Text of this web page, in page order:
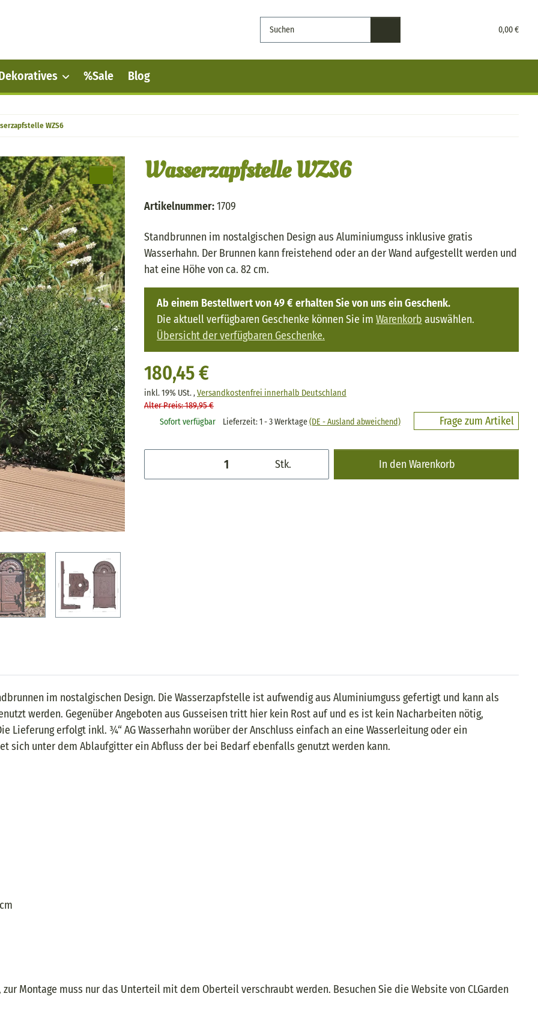
0,00 €
%Sale Blog
WZS6
Wasserzapfstelle WZS6
Artikelnummer:1709
Standbrunnen im nostalgischen Design aus Aluminiumguss inklusive gratis
Wasserhahn. Der Brunnen kann freistehend oder an der Wand aufgestellt werden und
hat eine Höhe von ca. 82 cm.
Ab einem Bestellwert von 49 € erhalten Sie von uns ein Geschenk.
Die aktuell verfügbaren Geschenke können Sie im Warenkorb auswählen.
Übersicht der verfügbaren Geschenke.
180,45 €
inkl. 19% USt. ,Versandkostenfrei innerhalb Deutschland
Alter Preis: 189,95 €
Sofort verfügbar
Lieferzeit:1 - 3 Werktage(DE - Ausland abweichend) Frage zum Artikel
Stk. In den Warenkorb
im nostalgischen Design. Die Wasserzapfstelle ist aufwendig aus Aluminiumguss gefertigt und kann als
werden. Gegenüber Angeboten aus Gusseisen tritt hier kein Rost auf und es ist kein Nacharbeiten nötig,
Lieferung erfolgt inkl. ¾“ AG Wasserhahn worüber der Anschluss einfach an eine Wasserleitung oder ein
sich unter dem Ablaufgitter ein Abfluss der bei Bedarf ebenfalls genutzt werden kann.
Montage muss nur das Unterteil mit dem Oberteil verschraubt werden. Besuchen Sie die Website von CLGarden